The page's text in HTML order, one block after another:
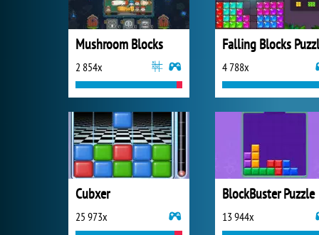
Mushroom Blocks
2 854x
Falling Blocks
4 788x
Cubxer
25 973x
BlockBuster Puzzle
13 944x